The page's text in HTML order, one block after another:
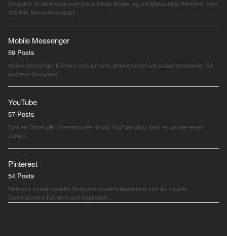
Snapchat ist die innovativste Social Media Marketing und Messaging Plattform. Fast
300 Mio. Menschen nutzen…
Mobile Messenger
59 Posts
Mobile Messenger befinden sich auf dem gleichen Level wie soziale Netzwerke. Sie
sind fest Bestandteil…
YouTube
57 Posts
Fast ein Drittel aller Internetnutzer ist auf YouTube aktiv. Geht es um die reinen
Zahlen,…
Pinterest
54 Posts
Pinterest ist kein soziales Netzwerk, sondern bezeichnet sich als visuelle
Suchmaschine für Ideen und Inspiration.…